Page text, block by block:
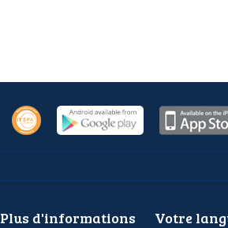
Plus d'informations Votre